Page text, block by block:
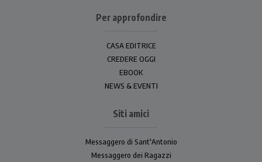
Per approfondire
CASA EDITRICE
CREDERE OGGI
EBOOK
NEWS & EVENTI
Siti amici
Messaggero di Sant'Antonio
Messaggero dei Ragazzi